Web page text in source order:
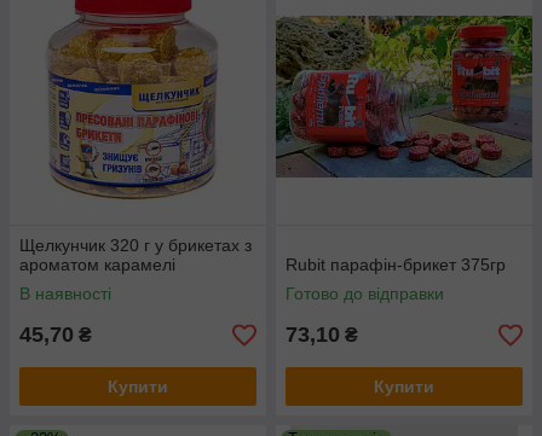
Щелкунчик 320 г у брикетах з
ароматом карамелі
В наявності
45,70 ₴
Купити
Rubit парафін-брикет 375гр
Готово до відправки
73,10 ₴
Купити